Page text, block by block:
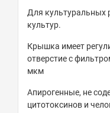
Для культуральных
культур.
Крышка имеет
отверстие с
мкм
Апирогенные, не
цитотоксинов и